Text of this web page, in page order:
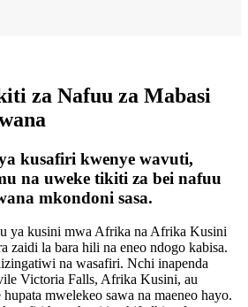
za Nafuu za Mabasi
kusafiri kwenye wavuti,
na uweke tikiti za bei nafuu
mkondoni sasa.
ya kusini mwa Afrika na Afrika Kusini
zaidi la bara hili na eneo ndogo kabisa.
na wasafiri. Nchi inapenda
Victoria Falls, Afrika Kusini, au
mwelekeo sawa na maeneo hayo.